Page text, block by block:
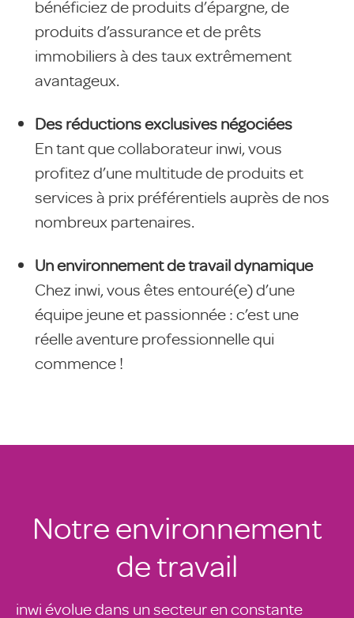
bénéficiez de produits d’épargne, de
produits d’assurance et de prêts
immobiliers à des taux extrêmement
avantageux.
Des réductions exclusives négociées
En tant que collaborateur inwi, vous
profitez d’une multitude de produits et
services à prix préférentiels auprès de nos
nombreux partenaires.
Un environnement de travail dynamique
Chez inwi, vous êtes entouré(e) d’une
équipe jeune et passionnée : c’est une
réelle aventure professionnelle qui
commence !
Notre environnement
de travail
inwi évolue dans un secteur en constante